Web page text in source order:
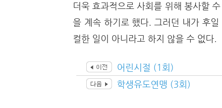
더욱 효과적으로 사회를 위해 봉사할
을 계속 하기로 했다. 그러던 내가 후
컬한 일이 아니라고 하지 않을 수 없다.
어린시절 (1회)
학생유도연맹 (3회)